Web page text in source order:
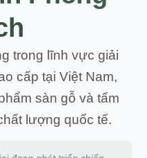
trong lĩnh vực giải
cấp tại Việt Nam,
sàn gỗ và tấm
lượng quốc tế.